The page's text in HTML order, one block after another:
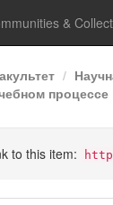
&
to this item: